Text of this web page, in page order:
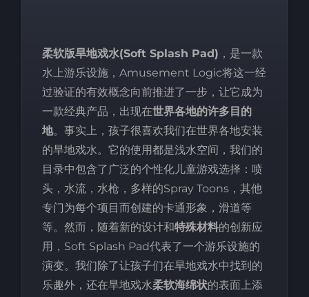
柔软版旱地戏水(Soft Splash Pad) ，是一款
水上游乐设施，Amusement Logic将这一经
过验证的有效概念向前推进了一步，让它成为
一款经典产品，出现在世界各地的许多目的
地。事实上，孩子很喜欢我们在世界各地安装
的旱地戏水。它的使用都是浅水空间，我们的
目录中包含了广泛的个性化儿童游戏选择：喷
头，水流，水枪，多样的Spray Toons，其他
专门为每个项目而创建的卡通形象，滑道等
等。然而，随着新的设计和特殊材料的创新应
用，Soft Splash Pad代表了一个游乐设施的
演变。我们除了让孩子们在旱地戏水中找到的
乐趣外，还在旱地戏水柔软海绵状的表面上添